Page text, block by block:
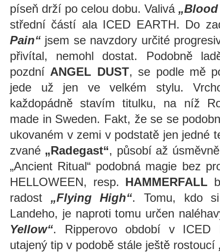
píseň drží po celou dobu. Valivá
střední částí ala ICED EARTH. Do
Pain“ jsem se navzdory určité
přivítal, nemohl dostat. Podobně
pozdní ANGEL DUST, se podle mě
jede už jen ve velkém stylu.
každopádně stavím titulku, na níž
made in Sweden. Fakt, že se se
ukovaném v zemi v podstatě jen jedné
zvané „Radegast“, působí až
„Ancient Ritual“ podobná magie bez
HELLOWEEN, resp. HAMMERFALL
radost „Flying High“. Tomu, kdo
Landeho, je naproti tomu určen
Yellow“. Ripperovo období v ICED
utajený tip v podobě stále ještě rostoucí